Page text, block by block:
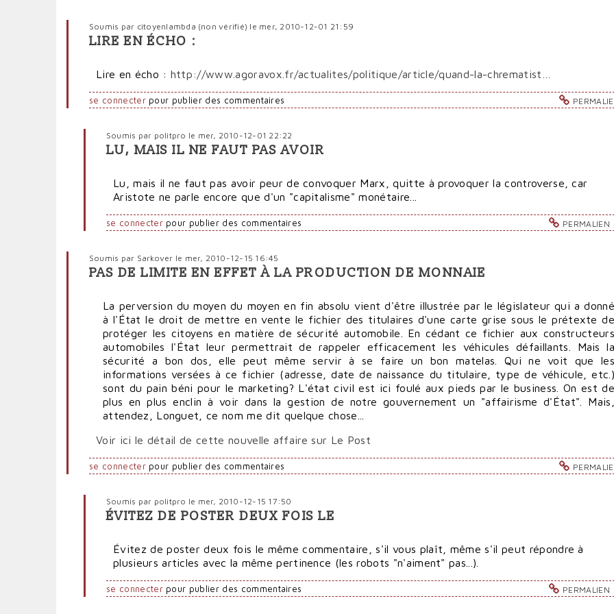
Soumis par citoyenlambda (non vérifié) le mer, 2010-12-01 21:59
LIRE EN ÉCHO :
Lire en écho : http://www.agoravox.fr/actualites/politique/article/quand-la-chrematist…
se connecterpour publier des commentaires
PERMALIEN
Soumis par politpro le mer, 2010-12-01 22:22
En
Lire
écho
citoyenlambda
LU, MAIS IL NE FAUT PAS AVOIR
Lu, mais il ne faut pas avoir peur de convoquer Marx, quitte à provoquer la controverse, car
Aristote ne parle encore que d'un "capitalisme" monétaire...
se connecterpour publier des commentaires
Soumis par Sarkover le mer, 2010-12-15 16:45
PAS DE LIMITE EN EFFET À LA PRODUCTION DE MONNAIE
La perversion du moyen du moyen en fin absolu vient d'être illustrée par le législateur qui a donné
à l'État le droit de mettre en vente le fichier des titulaires d'une carte grise sous le prétexte de
protéger les citoyens en matière de sécurité automobile. En cédant ce fichier aux constructeurs
automobiles l'État leur permettrait de rappeler efficacement les véhicules défaillants. Mais la
sécurité a bon dos, elle peut même servir à se faire un bon matelas. Qui ne voit que les
informations versées à ce fichier (adresse, date de naissance du titulaire, type de véhicule, etc.)
sont du pain béni pour le marketing? L'état civil est ici foulé aux pieds par le business. On est de
plus en plus enclin à voir dans la gestion de notre gouvernement un "affairisme d'État". Mais,
attendez, Longuet, ce nom me dit quelque chose...
Voir ici le détail de cette nouvelle affaire sur Le Post
se connecterpour publier des commentaires
PERMALIEN
Soumis par politpro le mer, 2010-12-15 17:50
En
Pas
limite
ÉVITEZ DE POSTER DEUX FOIS LE
Évitez de poster deux fois le même commentaire, s'il vous plaît, même s'il peut répondre à
plusieurs articles avec la même pertinence (les robots "n'aiment" pas...).
se connecterpour publier des commentaires